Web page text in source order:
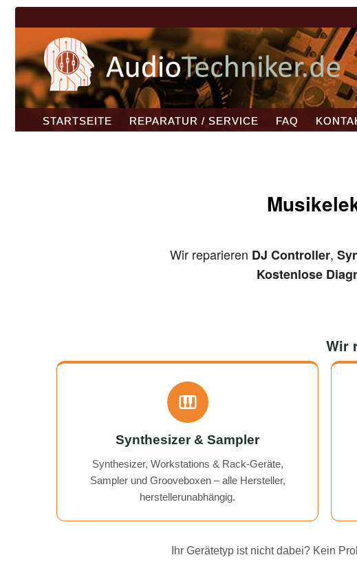
STARTSEITE REPARATUR / SERVICE FAQ
Wir reparieren DJ Controller,
Kostenlose
Wir
Synthesizer & Sampler
Synthesizer, Workstations & Rack-Geräte,
Sampler und Grooveboxen – alle Hersteller,
herstellerunabhängig.
Ihr Gerätetyp ist nicht dabei? Kein